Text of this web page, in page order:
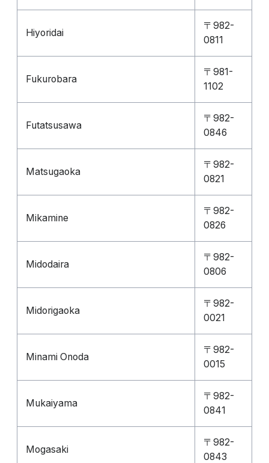
Hiyoridai
〒982-
0811
Fukurobara
〒981-
1102
Futatsusawa
〒982-
0846
Matsugaoka
〒982-
0821
Mikamine
〒982-
0826
Midodaira
〒982-
0806
Midorigaoka
〒982-
0021
Minami Onoda
〒982-
0015
Mukaiyama
〒982-
0841
Mogasaki
〒982-
0843